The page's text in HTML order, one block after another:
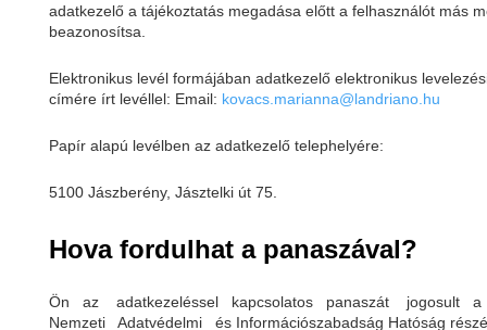
adatkezelő a tájékoztatás megadása előtt a felhasználót más
beazonosítsa.
Elektronikus levél formájában adatkezelő elektronikus
címére írt levéllel: Email: kovacs.marianna@landriano.hu
Papír alapú levélben az adatkezelő telephelyére:
5100 Jászberény, Jásztelki út 75.
Hova fordulhat a panaszával?
Ön az adatkezeléssel kapcsolatos panaszát jogosult
Nemzeti Adatvédelmi és Információszabadság Hatóság